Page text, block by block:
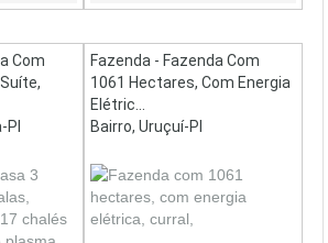
Com
PI
Fazenda - Fazenda Com
1061 Hectares, Com Energia
Elétric...
Bairro, Uruçuí-PI